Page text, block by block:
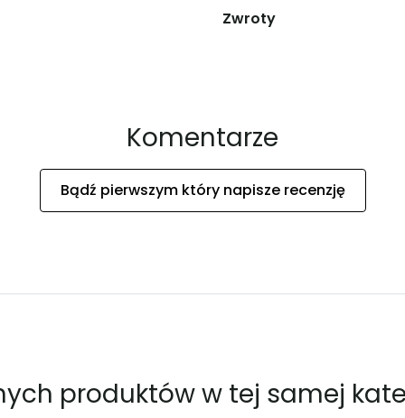
Zwroty
Komentarze
Bądź pierwszym który napisze recenzję
produktów w tej samej